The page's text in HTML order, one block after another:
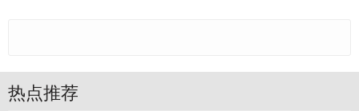
热点推荐